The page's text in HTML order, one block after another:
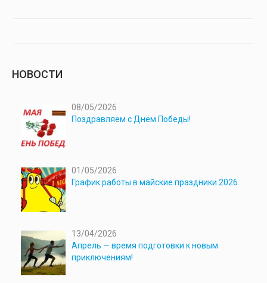
НОВОСТИ
08/05/2026
Поздравляем с Днём Победы!
01/05/2026
График работы в майские праздники 2026
13/04/2026
Апрель — время подготовки к новым
приключениям!